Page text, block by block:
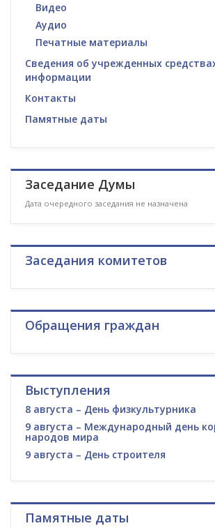
Видео
Аудио
Печатные материалы
Сведения об учрежденных
информации
Контакты
Памятные даты
Заседание Думы
Дата очередного заседания не назначена
Заседания комитетов
Обращения граждан
Выступления
8 августа – День физкультурника
9 августа – Международный день
народов мира
9 августа – День строителя
Памятные даты